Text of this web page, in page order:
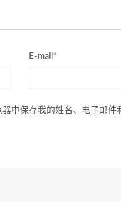
E-mail*
器中保存我的姓名、电子邮件